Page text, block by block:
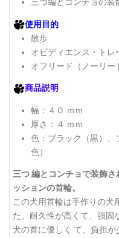
三つ編とコンチョの装
使用目的
散歩
オビディエンス・トレ
オフリード（ノーリー
商品説明
幅：４０ ｍｍ
厚さ：４ ｍｍ
色：ブラック（黒）、
色）
三つ 編とコンチョで装飾
ッションの首輪。
この犬用首輪は手作りの犬
た。耐久性が高くて、強固
犬の首に優しく て、負担